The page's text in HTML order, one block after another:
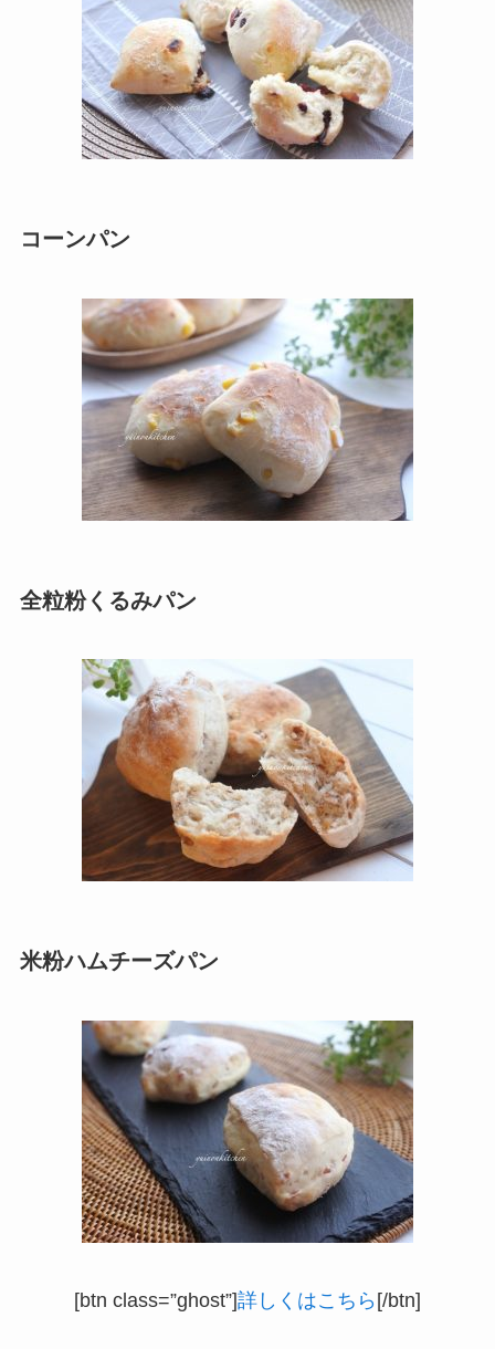
コーンパン
全粒粉くるみパン
米粉ハムチーズパン
[btn class=”ghost”]詳しくはこちら [/btn]